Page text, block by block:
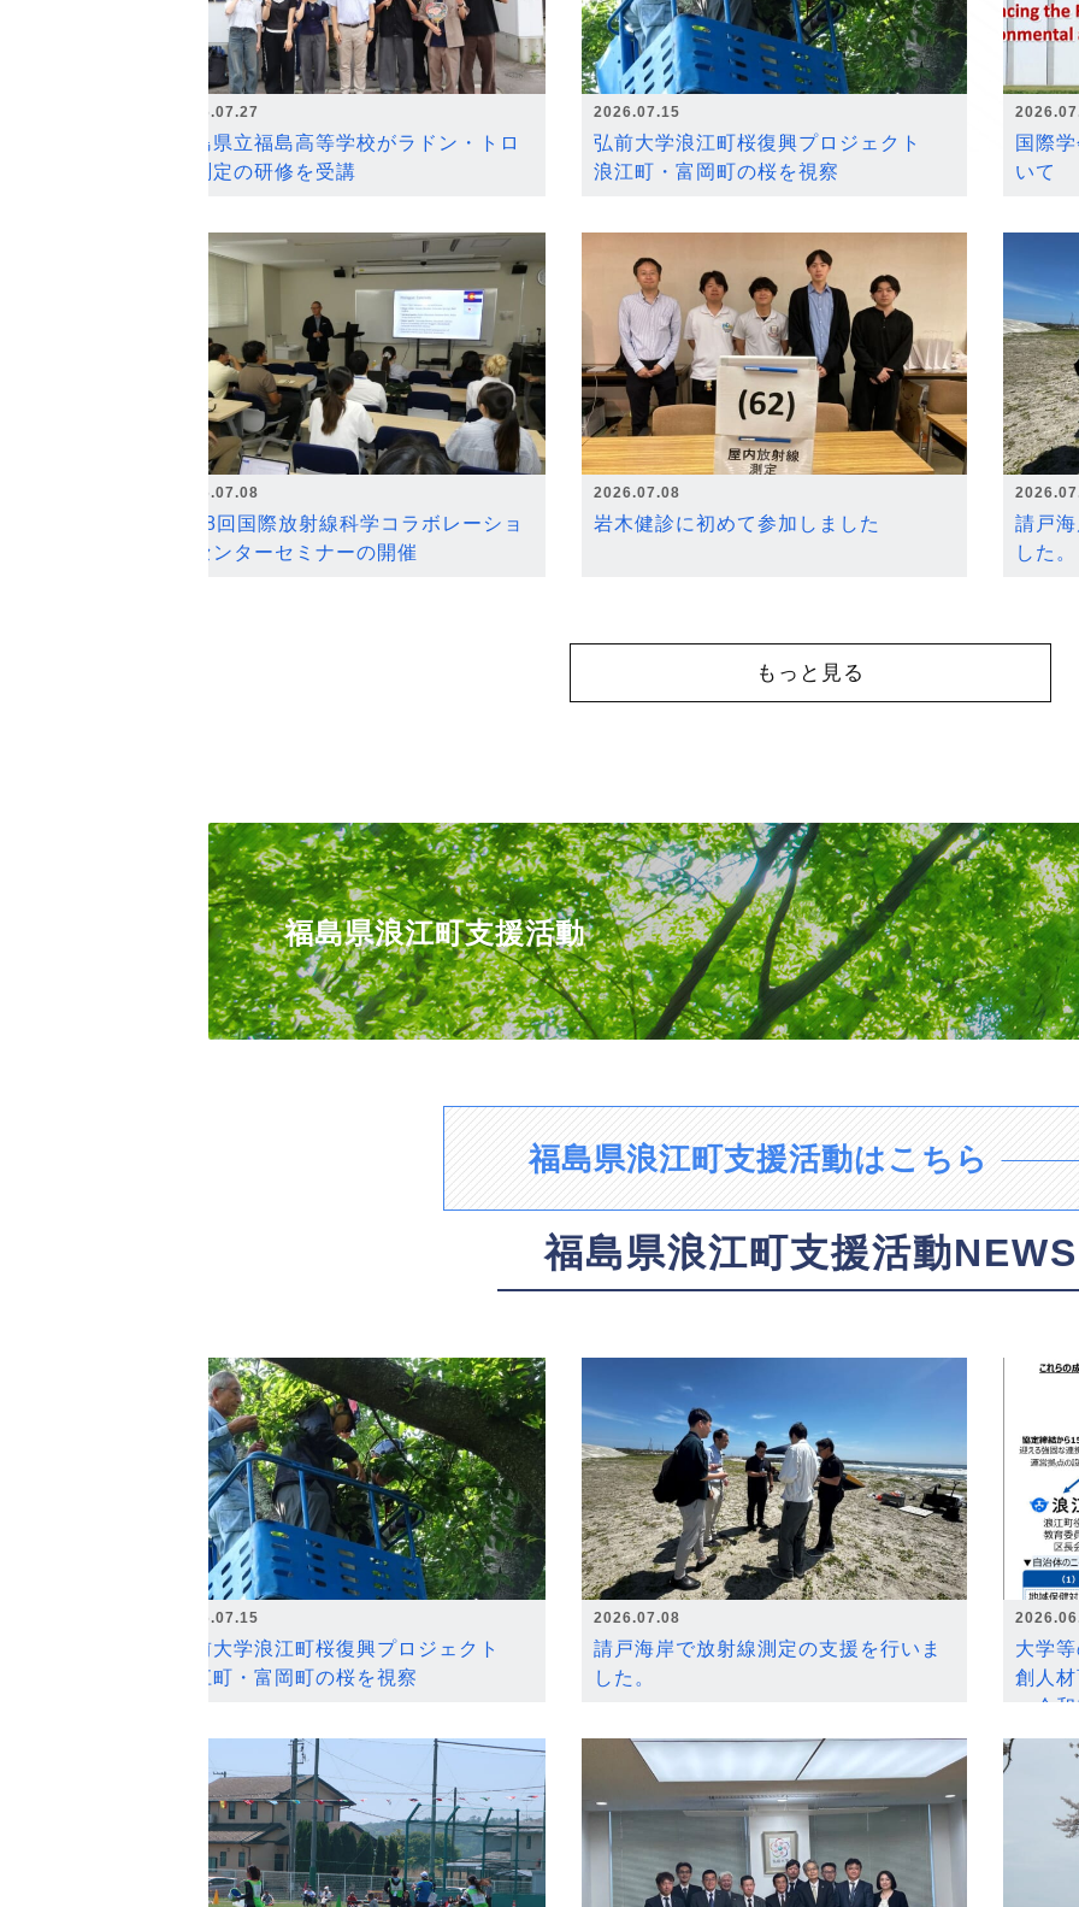
2026.07.27
福島県立福島高等学校がラドン・トロ
ン測定の研修を受講
2026.07.15
弘前大学浪江町桜復興プロジェクト
浪江町・富岡町の桜を視察
国際
いて
2026.07.08
第18回国際放射線科学コラボレーショ
ンセンターセミナーの開催
2026.07.08
岩木健診に初めて参加しました
請戸
した。
もっと見る
福島県浪江町支援活動
福島県浪江町支援活動はこちら
福島県浪江町支援活動NEWS
2026.07.15
弘前大学浪江町桜復興プロジェクト
浪江町・富岡町の桜を視察
2026.07.08
請戸海岸で放射線測定の支援を行いま
した。
大学
創人
～令